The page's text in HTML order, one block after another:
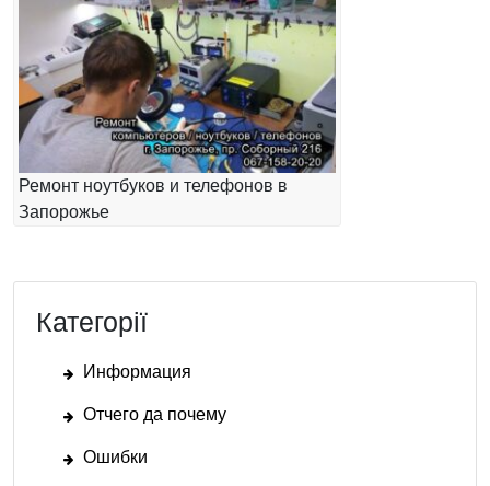
Ремонт ноутбуков и телефонов в
Запорожье
Категорії
Информация
Отчего да почему
Ошибки